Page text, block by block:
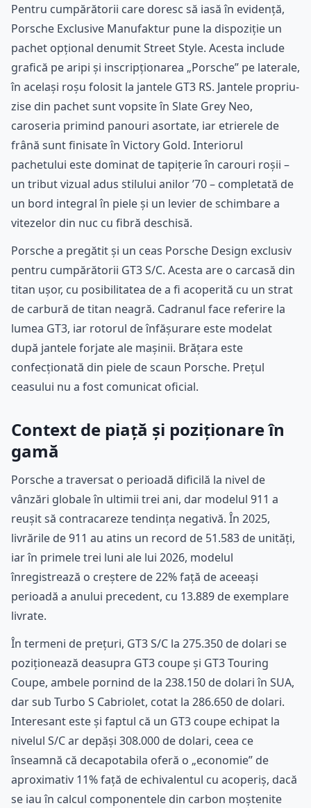
Pentru cumpărătorii care doresc să iasă în evidență,
Porsche Exclusive Manufaktur pune la dispoziție un
pachet opțional denumit Street Style. Acesta include
grafică pe aripi și inscripționarea „Porsche” pe laterale,
în același roșu folosit la jantele GT3 RS. Jantele propriu-
zise din pachet sunt vopsite în Slate Grey Neo,
caroseria primind panouri asortate, iar etrierele de
frână sunt finisate în Victory Gold. Interiorul
pachetului este dominat de tapițerie în carouri roșii –
un tribut vizual adus stilului anilor ’70 – completată de
un bord integral în piele și un levier de schimbare a
vitezelor din nuc cu fibră deschisă.
Porsche a pregătit și un ceas Porsche Design exclusiv
pentru cumpărătorii GT3 S/C. Acesta are o carcasă din
titan ușor, cu posibilitatea de a fi acoperită cu un strat
de carbură de titan neagră. Cadranul face referire la
lumea GT3, iar rotorul de înfășurare este modelat
după jantele forjate ale mașinii. Brățara este
confecționată din piele de scaun Porsche. Prețul
ceasului nu a fost comunicat oficial.
Context de piață și poziționare în
gamă
Porsche a traversat o perioadă dificilă la nivel de
vânzări globale în ultimii trei ani, dar modelul 911 a
reușit să contracareze tendința negativă. În 2025,
livrările de 911 au atins un record de 51.583 de unități,
iar în primele trei luni ale lui 2026, modelul
înregistrează o creștere de 22% față de aceeași
perioadă a anului precedent, cu 13.889 de exemplare
livrate.
În termeni de prețuri, GT3 S/C la 275.350 de dolari se
poziționează deasupra GT3 coupe și GT3 Touring
Coupe, ambele pornind de la 238.150 de dolari în SUA,
dar sub Turbo S Cabriolet, cotat la 286.650 de dolari.
Interesant este și faptul că un GT3 coupe echipat la
nivelul S/C ar depăși 308.000 de dolari, ceea ce
înseamnă că decapotabila oferă o „economie” de
aproximativ 11% față de echivalentul cu acoperiș, dacă
se iau în calcul componentele din carbon moștenite